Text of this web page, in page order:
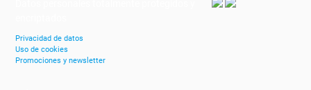
Privacidad de datos
Uso de cookies
Promociones y newsletter